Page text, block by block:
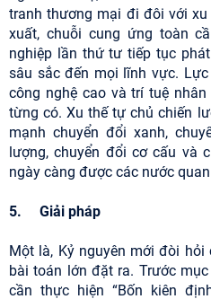
tranh thương mại đi đôi với
xuất, chuỗi cung ứng toàn
nghiệp lần thứ tư tiếp tục
sâu sắc đến mọi lĩnh vực.
công nghệ cao và trí tuệ
từng có. Xu thế tự chủ chiến
mạnh chuyển đổi xanh,
lượng, chuyển đổi cơ cấu và
ngày càng được các nước
5. Giải pháp
Một là, Kỷ nguyên mới đòi
bài toán lớn đặt ra. Trước
cần thực hiện “Bốn kiên